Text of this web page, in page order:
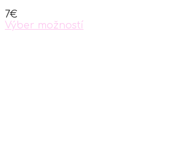
7€
Výber možností